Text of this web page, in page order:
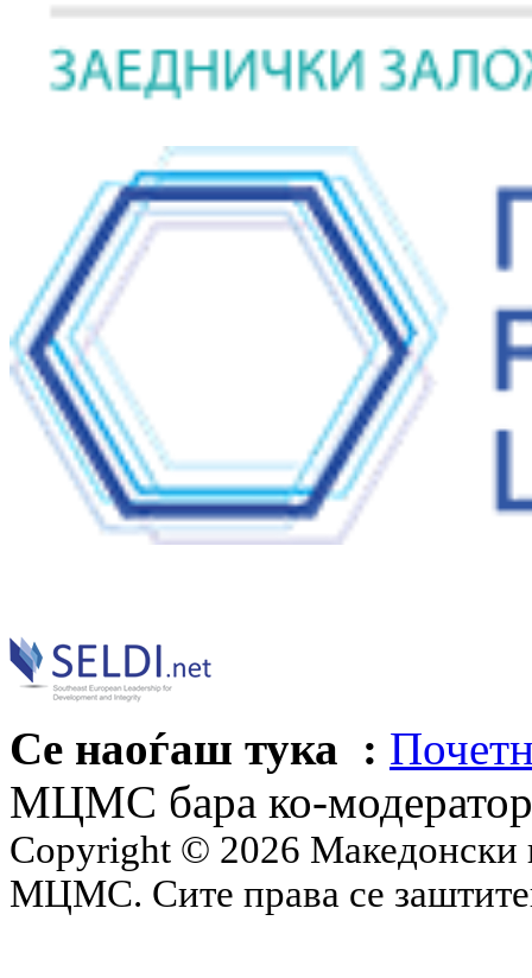
Се наоѓаш тука :
МЦМС бара ко-
Copyright © 2026 Македонски
МЦМС. Сите права се